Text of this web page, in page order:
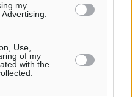
my
Use,
of my
with the